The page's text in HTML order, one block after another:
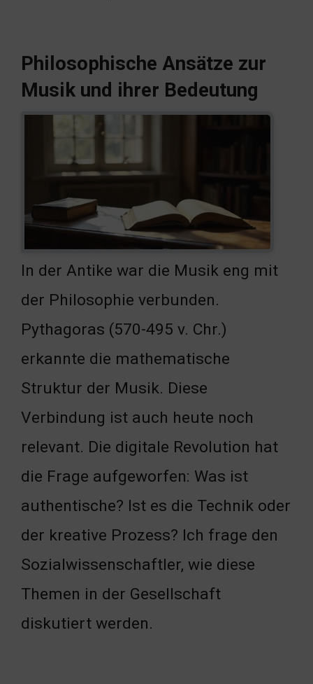
Philosophische Ansätze zur
Musik und ihrer Bedeutung
In der Antike war die Musik eng mit
der Philosophie verbunden.
Pythagoras (570-495 v. Chr.)
erkannte die mathematische
Struktur der Musik. Diese
Verbindung ist auch heute noch
relevant. Die digitale Revolution hat
die Frage aufgeworfen: Was ist
authentische? Ist es die Technik oder
der kreative Prozess? Ich frage den
Sozialwissenschaftler, wie diese
Themen in der Gesellschaft
diskutiert werden.